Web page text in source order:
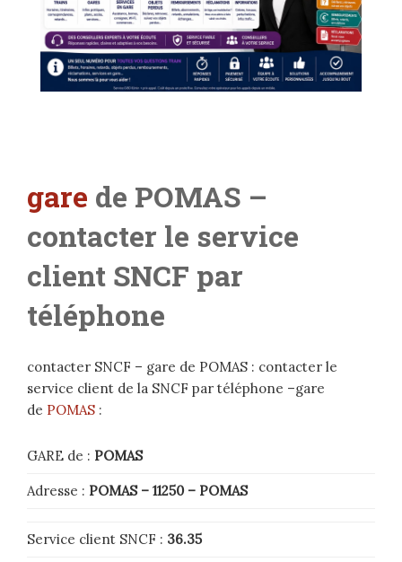
gare de POMAS –
contacter le service
client SNCF par
téléphone
contacter SNCF – gare de POMAS : contacter le
service client de la SNCF par téléphone –gare
de POMAS :
GARE de : POMAS
Adresse : POMAS – 11250 – POMAS
Service client SNCF : 36.35